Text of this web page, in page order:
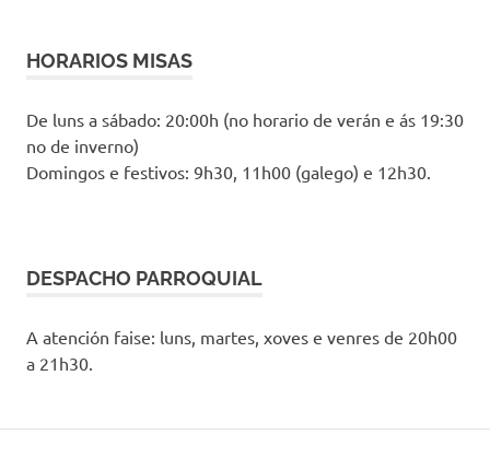
HORARIOS MISAS
De luns a sábado: 20:00h (no horario de verán e ás 19:30
no de inverno)
Domingos e festivos: 9h30, 11h00 (galego) e 12h30.
DESPACHO PARROQUIAL
A atención faise: luns, martes, xoves e venres de 20h00
a 21h30.